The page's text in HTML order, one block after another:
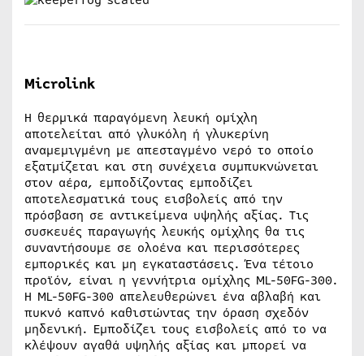
Microlink
Η θερμικά παραγόμενη λευκή ομίχλη
αποτελείται από γλυκόλη ή γλυκερίνη
αναμεμιγμένη με απεσταγμένο νερό το οποίο
εξατμίζεται και στη συνέχεια συμπυκνώνεται
στον αέρα, εμποδίζοντας εμποδίζει
αποτελεσματικά τους εισβολείς από την
πρόσβαση σε αντικείμενα υψηλής αξίας. Τις
συσκευές παραγωγής λευκής ομίχλης θα τις
συναντήσουμε σε ολοένα και περισσότερες
εμπορικές και μη εγκαταστάσεις. Ένα τέτοιο
προϊόν, είναι η γεννήτρια ομίχλης ML-50FG-300.
Η ML-50FG-300 απελευθερώνει ένα αβλαβή και
πυκνό καπνό καθιστώντας την όραση σχεδόν
μηδενική. Εμποδίζει τους εισβολείς από το να
κλέψουν αγαθά υψηλής αξίας και μπορεί να